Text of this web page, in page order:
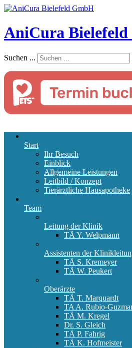
AniCura
Suchen ...
Start
Ihr Besuch
Einblick
Allgemeine Leistungen
Leitbild / Konzept
Tierärztliche Hausapotheke
Team
Leitung der Klinik
TÄ Y. Welpmann
Assistenten der
TÄ S. Kremeyer
TÄ W. Peukert
Oberärzte
TÄ T. Marquardt
TA A. Rubio-
TÄ M. Kregel
Dr. S. Gleich
TÄ P. Fahrig
TÄ K. Hofmeister